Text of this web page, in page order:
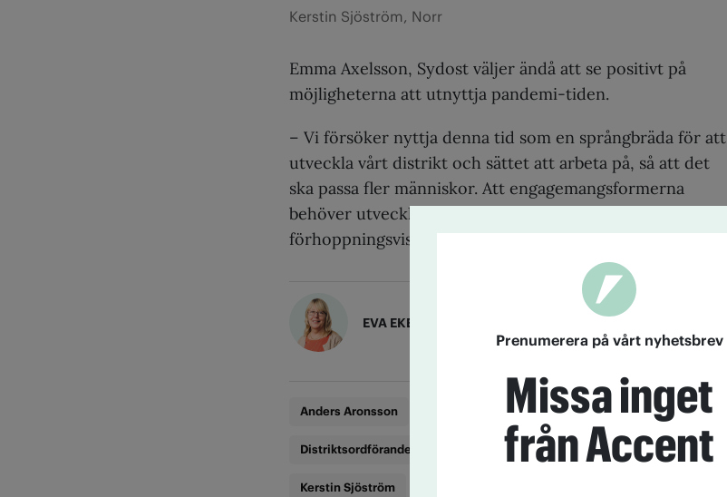
Kerstin Sjöström, Norr
Emma Axelsson, Sydost väljer ändå att se positivt på
möjligheterna att utnyttja pandemi-tiden.
– Vi försöker nyttja denna tid som en språngbräda för att
utveckla vårt distrikt och sättet att arbeta på, så att det
ska passa fler människor. Att engagemangsformerna
behöver utvecklas är inte direkt något nytt, och
förhoppningsvis kan detta leda till något gott.
EVA EKEROTH
Anders Aronsson Ann Borres-Back Bo Axelsson Distrikt
Distriktsordförande Emma Axelsson Enkät IOGT-NTO
Kerstin Sjöström
Prenumerera på vårt nyhetsbrev
Missa inget
från Accent